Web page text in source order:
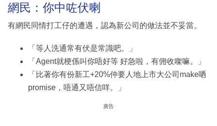
網民：你中咗伏喇
有網民同情打工仔的遭遇，認為新公司的做法並不妥當。
「等人洗通常有伏是常識吧。」
「Agent就梗係叫你唔好等 好急啦，有佣收㗎嘛。」
「比著你有份新工+20%仲要人地上市大公司make哂
promise，唔通又唔信咩。」
廣告